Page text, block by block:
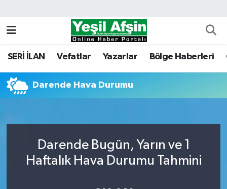
SERİ İLAN Vefatlar Yazarlar Bölge Haberleri
Darende Hava Durumu
Darende Bugün, Yarın ve 1
Haftalık Hava Durumu Tahmini
Kahramanmaraş Nöbetçi Eczaneler
Kahramanmaraş Namaz Vakitleri
Süper Lig Puan Durumu ve Fikstür
Tüm Manşetler